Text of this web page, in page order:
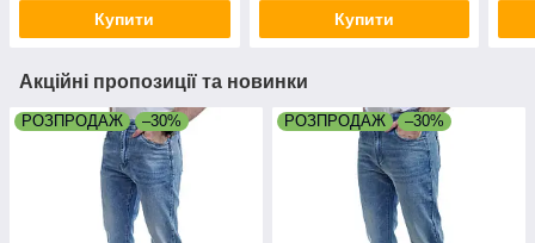
Купити Купити
Акційні пропозиції та новинки
РОЗПРОДАЖ –30% РОЗПРОДАЖ –30%